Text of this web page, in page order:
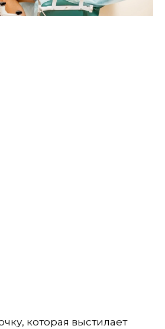
которая выстилает